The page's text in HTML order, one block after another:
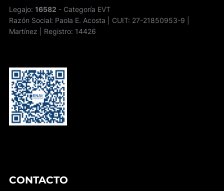
Legajo: 16582 - Categoría EVT
Razón Social: Paola E. Acosta | CUIT: 27-21850953-9 |
Martínez | Registro: 14426
CONTACTO